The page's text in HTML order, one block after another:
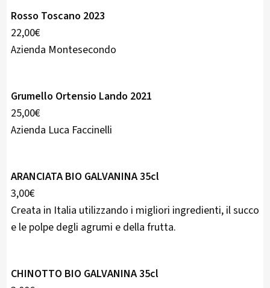
Rosso Toscano 2023
22,00€
Azienda Montesecondo
Grumello Ortensio Lando 2021
25,00€
Azienda Luca Faccinelli
ARANCIATA BIO GALVANINA 35cl
3,00€
Creata in Italia utilizzando i migliori ingredienti, il succo
e le polpe degli agrumi e della frutta.
CHINOTTO BIO GALVANINA 35cl